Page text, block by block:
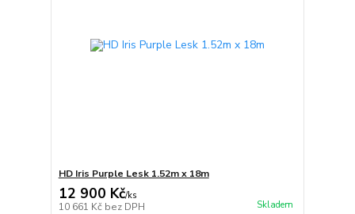
HD Iris Purple Lesk 1.52m x 18m
12 900 Kč/ks
10 661 Kč bez DPH Skladem